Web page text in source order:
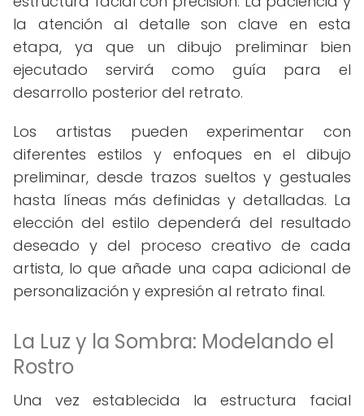
la atención al detalle son clave en esta
etapa, ya que un dibujo preliminar bien
ejecutado servirá como guía para el
desarrollo posterior del retrato.
Los artistas pueden experimentar con
diferentes estilos y enfoques en el dibujo
preliminar, desde trazos sueltos y gestuales
hasta líneas más definidas y detalladas. La
elección del estilo dependerá del resultado
deseado y del proceso creativo de cada
artista, lo que añade una capa adicional de
personalización y expresión al retrato final.
La Luz y la Sombra: Modelando el
Rostro
Una vez establecida la estructura facial